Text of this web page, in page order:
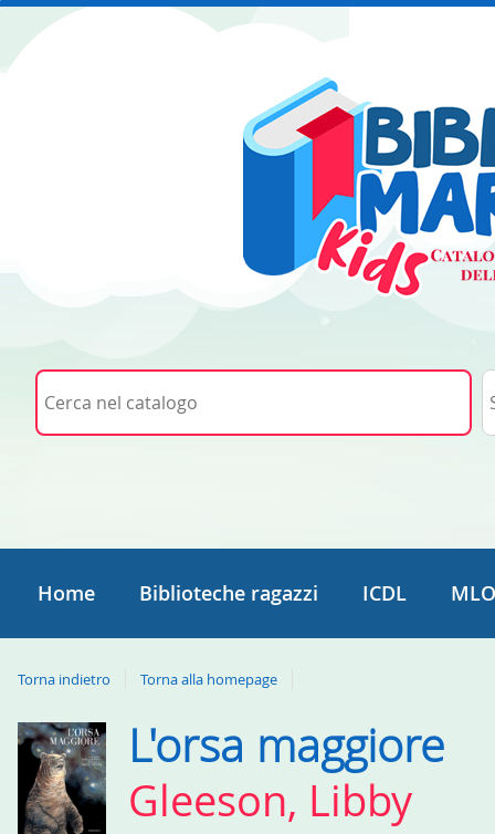
Cerca su "Cerca nel catalogo"
Home Biblioteche ragazzi ICDL
Torna indietro Torna alla homepage
Dettaglio
del
documento
L'orsa maggiore
Gleeson, Libby